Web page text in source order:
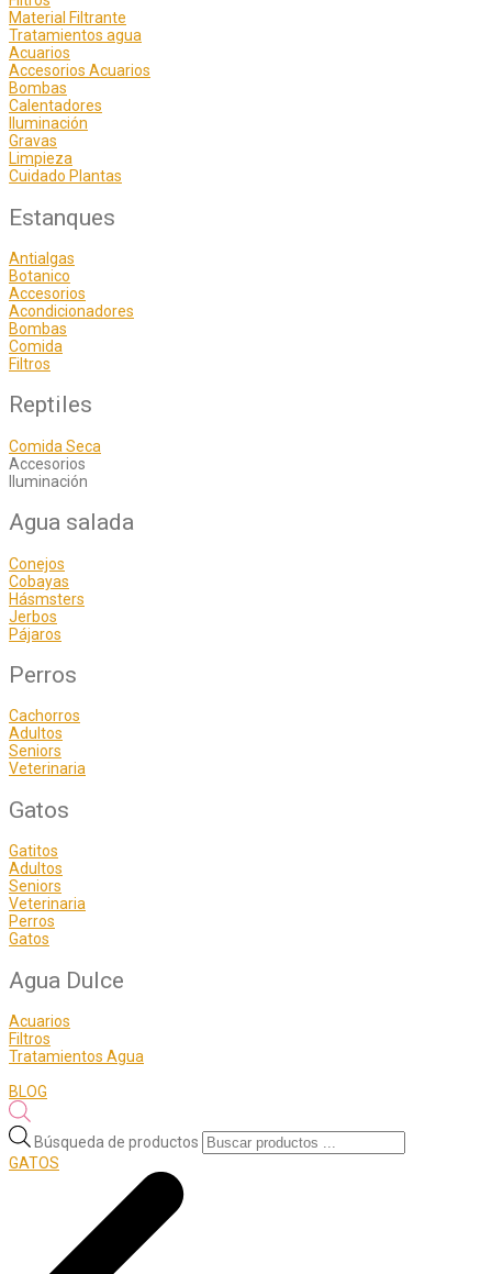
Material Filtrante
Tratamientos agua
Acuarios
Accesorios Acuarios
Bombas
Calentadores
Iluminación
Gravas
Limpieza
Cuidado Plantas
Estanques
Antialgas
Botanico
Accesorios
Acondicionadores
Bombas
Comida
Filtros
Reptiles
Comida Seca
Accesorios
Iluminación
Agua salada
Conejos
Cobayas
Hásmsters
Jerbos
Pájaros
Perros
Cachorros
Adultos
Seniors
Veterinaria
Gatos
Gatitos
Adultos
Seniors
Veterinaria
Perros
Gatos
Agua Dulce
Acuarios
Filtros
Tratamientos Agua
BLOG
Búsqueda de productos
GATOS